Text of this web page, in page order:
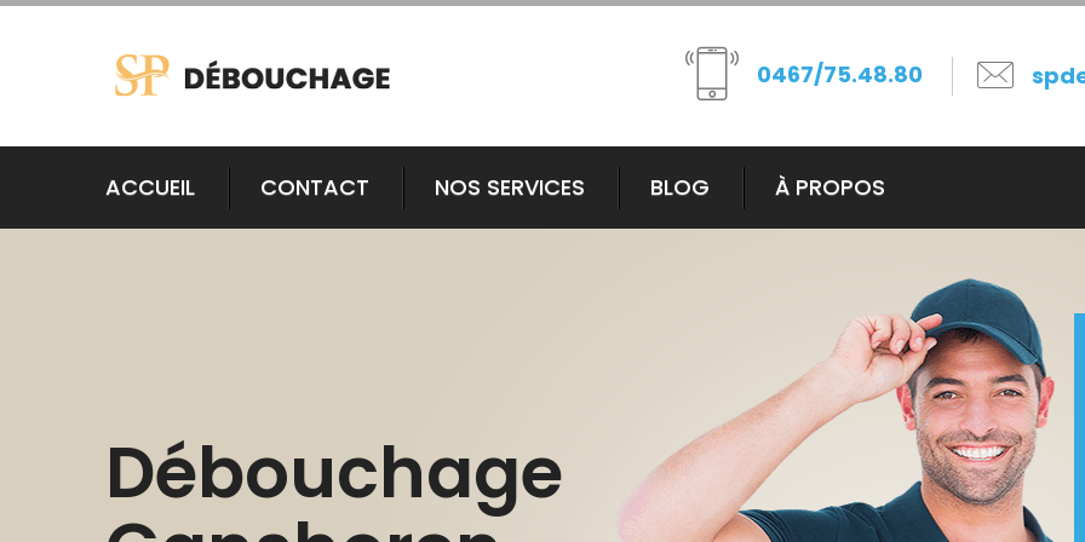
0467/75.48.80
ACCUEIL CONTACT NOS SERVICES BLOG À PROPOS
Débouchage